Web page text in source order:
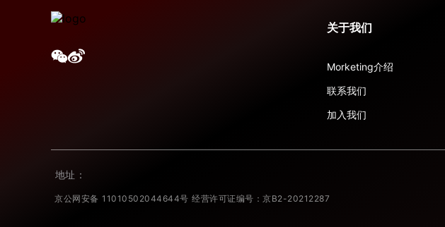
关于我们
Morketing介绍
联系我们
加入我们
地址：
京公网安备 11010502044644号 经营许可证编号：京B2-20212287